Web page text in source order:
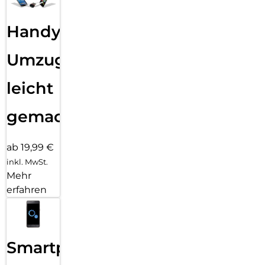
Handy
Umzug
leicht
gemacht!
ab 19,99 €
inkl. MwSt.
Mehr
erfahren
Smartphone